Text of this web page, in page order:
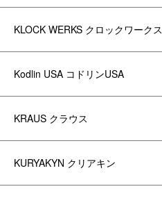
KLOCK WERKS クロックワークス
Kodlin USA コドリンUSA
KRAUS クラウス
KURYAKYN クリアキン